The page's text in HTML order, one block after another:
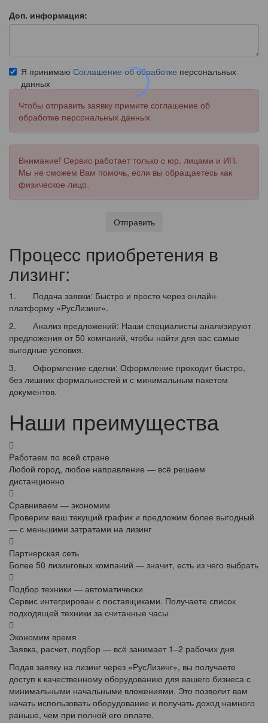
Доп. информация:
Я принимаю Соглашение об обработке персональных
данных
Чтобы отправить заявку примите соглашение об
обработке персональных данных
Внимание! Сервис работает только с юр. лицами и ИП.
Мы не сможем Вам помочь, если вы обращаетесь как
физическое лицо.
Отправить
Процесс приобретения в
лизинг:
1. Подача заявки: Быстро и просто через онлайн-
платформу «РусЛизинг».
2. Анализ предложений: Наши специалисты анализируют
предложения от 50 компаний, чтобы найти для вас самые
выгодные условия.
3. Оформление сделки: Оформление проходит быстро,
без лишних формальностей и с минимальным пакетом
документов.
Наши преимущества
Работаем по всей стране
Любой город, любое направление — всё решаем
дистанционно
Сравниваем — экономим
Проверим ваш текущий график и предложим более выгодный
— с меньшими затратами на лизинг
Партнерская сеть
Более 50 лизинговых компаний — значит, есть из чего выбрать
Подбор техники — автоматически
Сервис интегрирован с поставщиками. Получаете список
подходящей техники за считанные часы
Экономим время
Заявка, расчет, подбор — всё занимает 1–2 рабочих дня
Подав заявку на лизинг через «РусЛизинг», вы получаете
доступ к качественному оборудованию для вашего бизнеса с
минимальными начальными вложениями. Это позволит вам
начать использовать оборудование и получать доход намного
раньше, чем при полной его оплате.